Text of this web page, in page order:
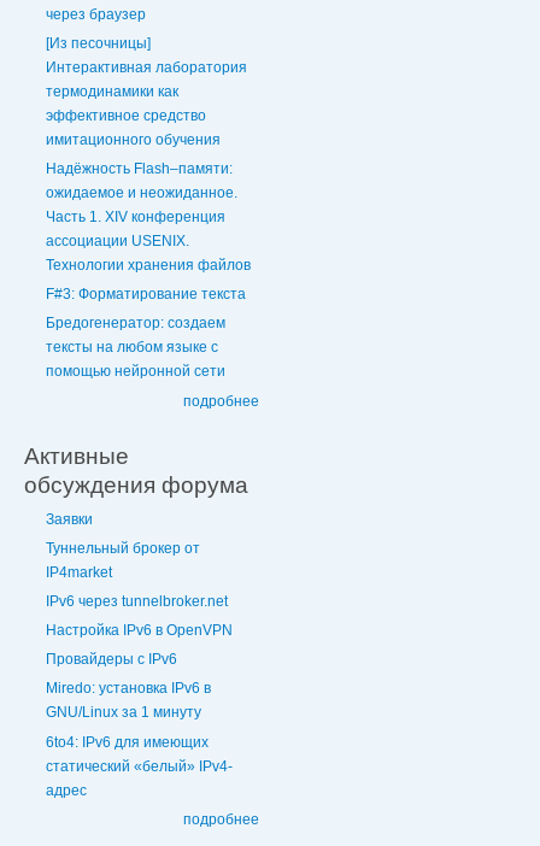
через браузер
[Из песочницы]
Интерактивная лаборатория
термодинамики как
эффективное средство
имитационного обучения
Надёжность Flash–памяти:
ожидаемое и неожиданное.
Часть 1. XIV конференция
ассоциации USENIX.
Технологии хранения файлов
F#3: Форматирование текста
Бредогенератор: создаем
тексты на любом языке с
помощью нейронной сети
подробнее
Активные
обсуждения форума
Заявки
Туннельный брокер от
IP4market
IPv6 через tunnelbroker.net
Настройка IPv6 в OpenVPN
Провайдеры с IPv6
Miredo: установка IPv6 в
GNU/Linux за 1 минуту
6to4: IPv6 для имеющих
статический «белый» IPv4-
адрес
подробнее